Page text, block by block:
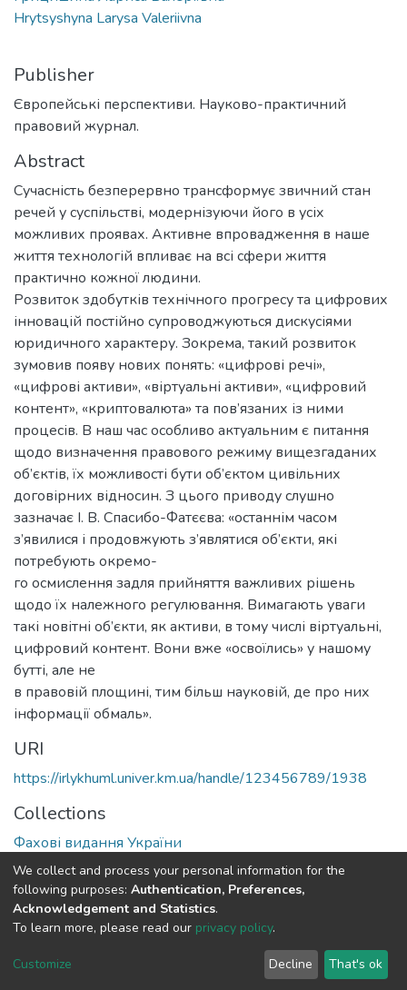
Hrytsyshyna Larysa Valeriivna
Publisher
Європейські перспективи. Науково-практичний
правовий журнал.
Abstract
Сучасність безперервно трансформує звичний стан
речей у суспільстві, модернізуючи його в усіх
можливих проявах. Активне впровадження в наше
життя технологій впливає на всі сфери життя
практично кожної людини.
Розвиток здобутків технічного прогресу та цифрових
інновацій постійно супроводжуються дискусіями
юридичного характеру. Зокрема, такий розвиток
зумовив появу нових понять: «цифрові речі»,
«цифрові активи», «віртуальні активи», «цифровий
контент», «криптовалюта» та пов’язаних із ними
процесів. В наш час особливо актуальним є питання
щодо визначення правового режиму вищезгаданих
об’єктів, їх можливості бути об’єктом цивільних
договірних відносин. З цього приводу слушно
зазначає І. В. Спасибо-Фатєєва: «останнім часом
з’явилися і продовжують з’являтися об’єкти, які
потребують окремо-
го осмислення задля прийняття важливих рішень
щодо їх належного регулювання. Вимагають уваги
такі новітні об’єкти, як активи, в тому числі віртуальні,
цифровий контент. Вони вже «освоїлись» у нашому
бутті, але не
в правовій площині, тим більш науковій, де про них
інформації обмаль».
URI
https://irlykhuml.univer.km.ua/handle/123456789/1938
Collections
Фахові видання України
Full item page
DSpace software copyright © 2002-2026
Cookie
End User
Agreement
Send
Feedback
We collect and process your personal information for the
following purposes: Authentication, Preferences,
Acknowledgement and Statistics.
To learn more, please read our privacy policy.
Customize Decline That's ok